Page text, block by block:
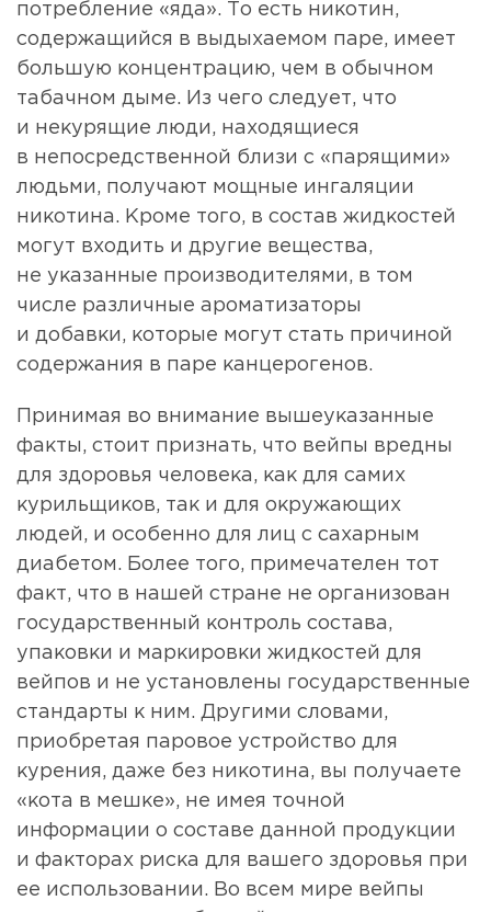
потребление «яда». То есть никотин,
содержащийся в выдыхаемом паре, имеет
большую концентрацию, чем в обычном
табачном дыме. Из чего следует, что
и некурящие люди, находящиеся
в непосредственной близи с «парящими»
людьми, получают мощные ингаляции
никотина. Кроме того, в состав жидкостей
могут входить и другие вещества,
не указанные производителями, в том
числе различные ароматизаторы
и добавки, которые могут стать причиной
содержания в паре канцерогенов.
Принимая во внимание вышеуказанные
факты, стоит признать, что вейпы вредны
для здоровья человека, как для самих
курильщиков, так и для окружающих
людей, и особенно для лиц с сахарным
диабетом. Более того, примечателен тот
факт, что в нашей стране не организован
государственный контроль состава,
упаковки и маркировки жидкостей для
вейпов и не установлены государственные
стандарты к ним. Другими словами,
приобретая паровое устройство для
курения, даже без никотина, вы получаете
«кота в мешке», не имея точной
информации о составе данной продукции
и факторах риска для вашего здоровья при
ее использовании. Во всем мире вейпы